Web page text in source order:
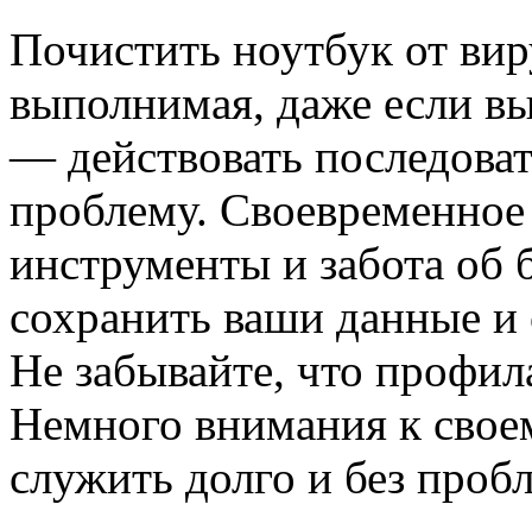
Почистить ноутбук от
выполнимая, даже если
— действовать
проблему.
инструменты и забота об
сохранить ваши данные и
Не забывайте, что
Немного внимания к
служить долго и без